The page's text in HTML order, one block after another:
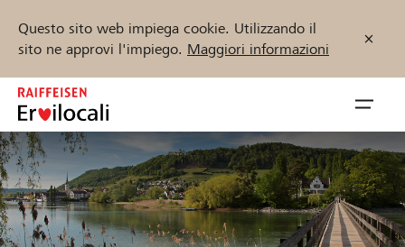
Questo sito web impiega cookie. Utilizzando il
sito ne approvi l'impiego. Maggiori informazioni
Zum
Inhalt
springen
öffnen
Inizia ora